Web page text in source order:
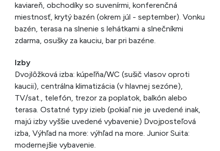
kaviareň, obchodíky so suvenírmi, konferenčná
miestnosť, krytý bazén (okrem júl - september). Vonku
bazén, terasa na slnenie s lehátkami a slnečníkmi
zdarma, osušky za kauciu, bar pri bazéne.
Izby
Dvojlôžková izba: kúpeľňa/WC (sušič vlasov oproti
kaucii), centrálna klimatizácia (v hlavnej sezóne),
TV/sat., telefón, trezor za poplatok, balkón alebo
terasa. Ostatné typy izieb (pokiaľ nie je uvedené inak,
majú izby vyššie uvedené vybavenie) Dvojposteľová
izba, Výhľad na more: výhľad na more. Junior Suita:
modernejšie vybavenie.